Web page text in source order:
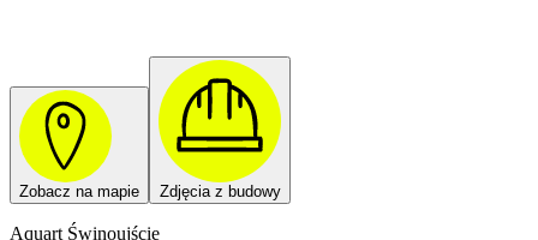
Zobacz na mapie Zdjęcia z budowy
Aquart Świnoujście